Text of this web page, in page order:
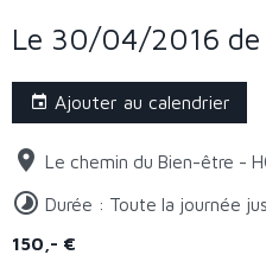
Le 30/04/2016
Ajouter au calendrier
Le chemin du Bien-être -
Durée : Toute la journée
150,- €